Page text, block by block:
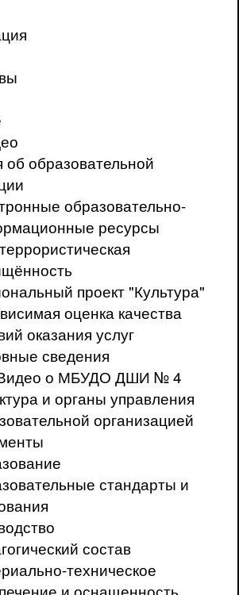
образовательной
образовательно-
ресурсы
проект "Культура"
оценка качества
оказания услуг
сведения
о МБУДО ДШИ № 4
и органы управления
организацией
стандарты и
состав
техническое
и оснащенность